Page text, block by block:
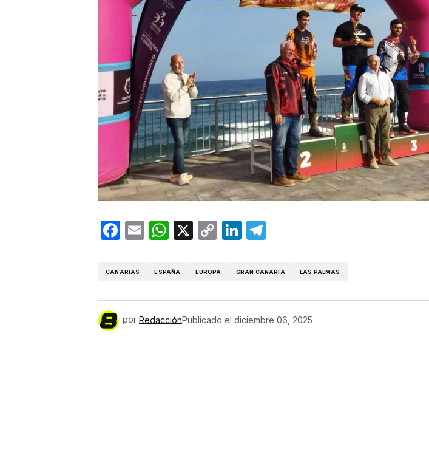
Facebook
EmailWhatsApp
X
CopyLinkedIn
CANARIAS ESPAÑA EUROPA GRAN CANARIA LAS PALMAS
por RedacciónPublicado el diciembre 06, 2025